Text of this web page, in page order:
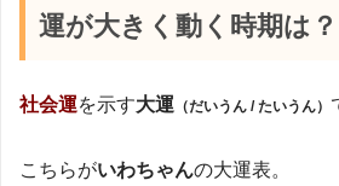
運が大きく動く時期は？
社会運を示す大運 （だいうん / たいうん）
こちらがいわちゃんの大運表。